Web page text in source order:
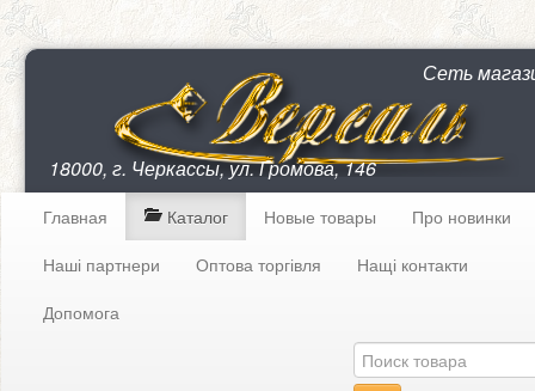
Сеть
18000, г. Черкассы, ул. Громова, 146
Главная Каталог Новые товары
Про новинки
Наші партнери
Оптова торгівля
Нащі контакти
Допомога